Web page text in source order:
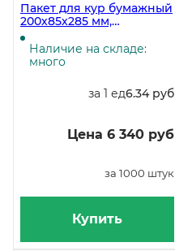
Пакет для кур бумажный
200х85х285 мм,
жиростойкий,
ламинированный, без
печати, в упаковке 1000
Наличие на складе:
много
за 1 ед6.34 руб
Цена 6 340 руб
за 1000 штук
Купить